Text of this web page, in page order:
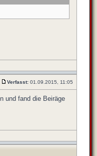
Verfasst: 01.09.2015, 11:05
und fand die Beiräge